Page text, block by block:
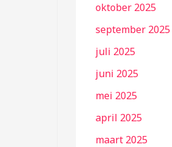
oktober 2025
september 2025
juli 2025
juni 2025
mei 2025
april 2025
maart 2025